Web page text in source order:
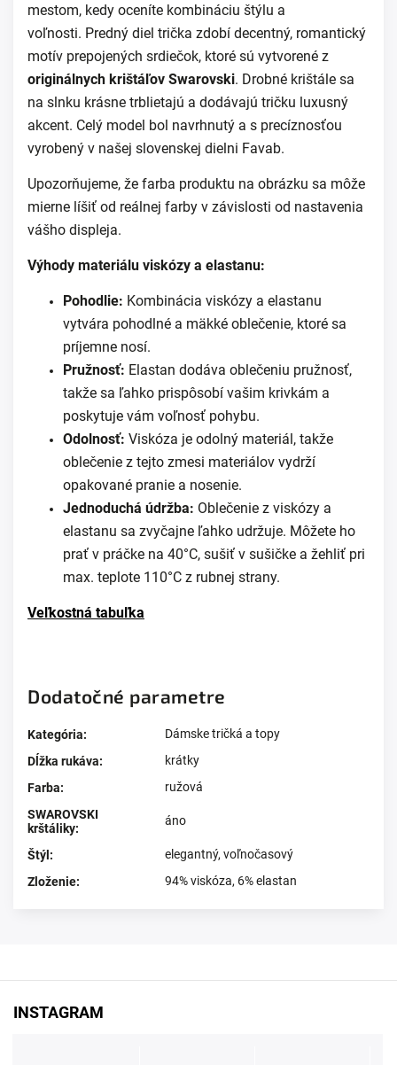
mestom, kedy oceníte kombináciu štýlu a
voľnosti. Predný diel trička zdobí decentný, romantický
motív prepojených srdiečok, ktoré sú vytvorené z
originálnych krištáľov Swarovski. Drobné krištále sa
na slnku krásne trblietajú a dodávajú tričku luxusný
akcent. Celý model bol navrhnutý a s precíznosťou
vyrobený v našej slovenskej dielni Favab.
Upozorňujeme, že farba produktu na obrázku sa môže
mierne líšiť od reálnej farby v závislosti od nastavenia
vášho displeja.
Výhody materiálu viskózy a elastanu:
Pohodlie: Kombinácia viskózy a elastanu
vytvára pohodlné a mäkké oblečenie, ktoré sa
príjemne nosí.
Pružnosť: Elastan dodáva oblečeniu pružnosť,
takže sa ľahko prispôsobí vašim krivkám a
poskytuje vám voľnosť pohybu.
Odolnosť: Viskóza je odolný materiál, takže
oblečenie z tejto zmesi materiálov vydrží
opakované pranie a nosenie.
Jednoduchá údržba: Oblečenie z viskózy a
elastanu sa zvyčajne ľahko udržuje. Môžete ho
prať v práčke na 40°C, sušiť v sušičke a žehliť pri
max. teplote 110°C z rubnej strany.
Veľkostná tabuľka
Dodatočné parametre
Kategória:
Dámske tričká a topy
Dĺžka rukáva:
krátky
Farba:
ružová
SWAROVSKI
krštáliky:
áno
Štýl : elegantný, voľnočasový
Zloženie: 94% viskóza, 6% elastan
INSTAGRAM